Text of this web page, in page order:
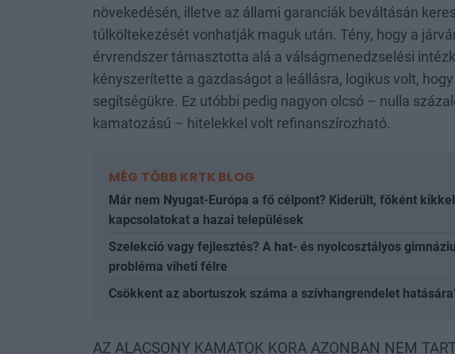
növekedésén, illetve az állami garanciák beváltásán
túlköltekezését vonhatják maguk után. Tény, hogy a
érvrendszer támasztotta alá a válságmenedzselési
kényszerítette a gazdaságot a leállásra, logikus volt,
segítségükre. Ez utóbbi pedig nagyon olcsó – nulla
kamatozású – hitelekkel volt refinanszírozható.
MÉG TÖBB KRTK BLOG
Már nem Nyugat-Európa a fő célpont? Kiderült, főként
kapcsolatokat a hazai települések
Szelekció vagy fejlesztés? A hat- és nyolcosztályos
probléma viheti félre
Csökkent az abortuszok száma a szívhangrendelet
AZ ALACSONY KAMATOK KORA AZONBAN NEM